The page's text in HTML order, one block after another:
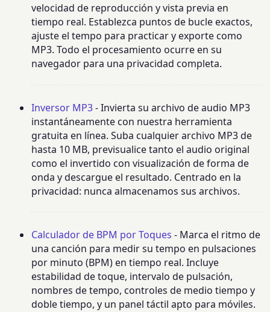
velocidad de reproducción y vista previa en
tiempo real. Establezca puntos de bucle exactos,
ajuste el tempo para practicar y exporte como
MP3. Todo el procesamiento ocurre en su
navegador para una privacidad completa.
Inversor MP3- Invierta su archivo de audio MP3
instantáneamente con nuestra herramienta
gratuita en línea. Suba cualquier archivo MP3 de
hasta 10 MB, previsualice tanto el audio original
como el invertido con visualización de forma de
onda y descargue el resultado. Centrado en la
privacidad: nunca almacenamos sus archivos.
Calculador de BPM por Toques - Marca el ritmo de
una canción para medir su tempo en pulsaciones
por minuto (BPM) en tiempo real. Incluye
estabilidad de toque, intervalo de pulsación,
nombres de tempo, controles de medio tiempo y
doble tiempo, y un panel táctil apto para móviles.